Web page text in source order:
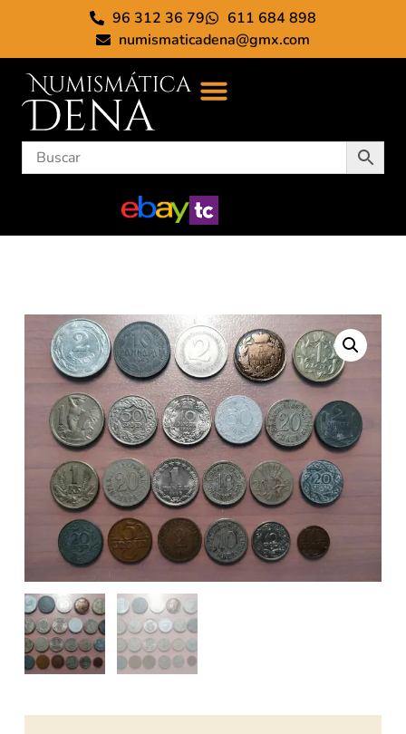
96 312 36 79
611 684 898
numismaticadena@gmx.com